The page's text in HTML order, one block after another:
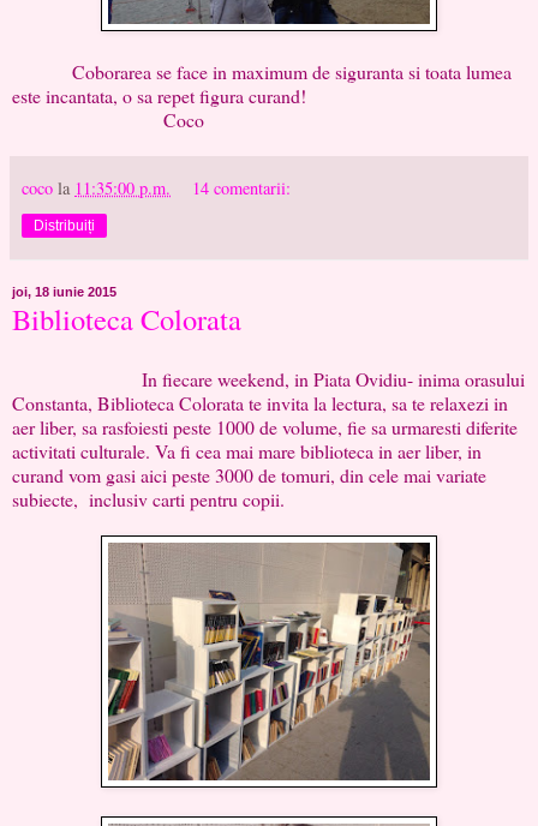
Coborarea se face in maximum de siguranta si toata lumea
este incantata, o sa repet figura curand!
Coco
coco la 11:35:00 p.m. 14 comentarii:
Distribuiți
joi, 18 iunie 2015
Biblioteca Colorata
In fiecare weekend, in Piata Ovidiu- inima orasului
Constanta, Biblioteca Colorata te invita la lectura, sa te relaxezi in
aer liber, sa rasfoiesti peste 1000 de volume, fie sa urmaresti diferite
activitati culturale. Va fi cea mai mare biblioteca in aer liber, in
curand vom gasi aici peste 3000 de tomuri, din cele mai variate
subiecte, inclusiv carti pentru copii.